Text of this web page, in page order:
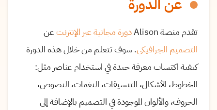
عن الدورة
تقدم منصة Alison دورة مجانية عبر الإنترنتعن
التصميم الجرافيكي. سوف تتعلم من خلال هذه الدورة
كيفية اكتساب معرفة جيدة في استخدام عناصر مثل:
الخطوط، الأشكال، التنسيقات، النغمات، النصوص،
الحروف، والألوان الموجودة في التصميم بالإضافة إلى